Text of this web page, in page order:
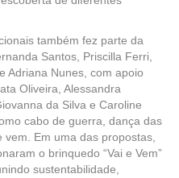
também fez parte da
Santos, Priscilla Ferri,
Adriana Nunes, com apoio
Oliveira, Alessandra
da Silva e Caroline
cabo de guerra, dança das
Em uma das propostas,
o brinquedo “Vai e Vem”
sustentabilidade,